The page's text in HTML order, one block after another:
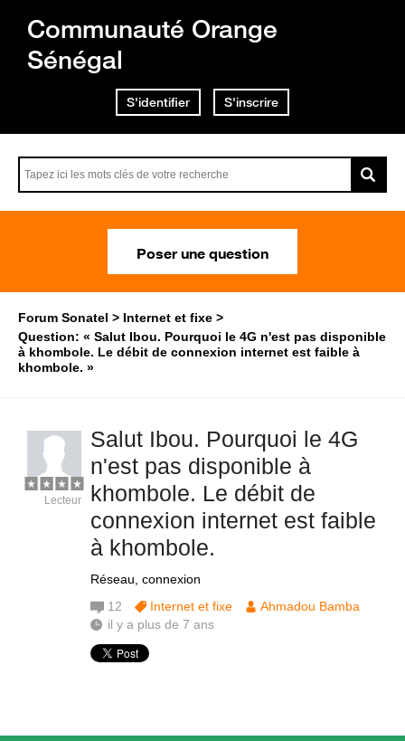
Communauté Orange
Sénégal
S'identifier S'inscrire
Poser une question
Forum Sonatel
Internet et fixe
Question: « Salut Ibou. Pourquoi le 4G n'est pas disponible
à khombole. Le débit de connexion internet est faible à
khombole. »
Salut Ibou. Pourquoi le 4G
n'est pas disponible à
khombole. Le débit de
connexion internet est faible
à khombole.
Réseau, connexion
Lecteur
12 Internet et fixe
Ahmadou Bamba
il y a plus de 7 ans